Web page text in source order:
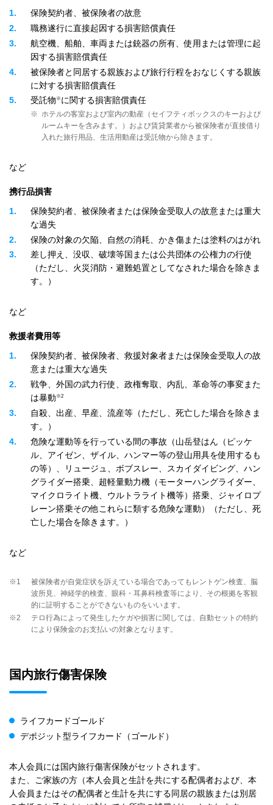
1
保険契約者、被保険者の故意
2
職務遂行に直接起因する損害賠償責任
3
航空機、船舶、車両または銃器の所有、使用または管理に起
因する損害賠償責任
4
被保険者と同居する親族および旅行行程をおなじくする親族
に対する損害賠償責任
5
受託物 ※ に関する損害賠償責任
※ ホテルの客室および室内の動産（セイフティボックスのキーおよび
ルームキーを含みます。）および賃貸業者から被保険者が直接借り
入れた旅行用品、生活用動産は受託物から除きます。
など
携行品損害
1
保険契約者、被保険者または保険金受取人の故意または重大
な過失
2
保険の対象の欠陥、自然の消耗、かき傷または塗料のはがれ
3
差し押え、没収、破壊等国または公共団体の公権力の行使
（ただし、火災消防・避難処置としてなされた場合を除きま
す。）
など
救援者費用等
1
保険契約者、被保険者、救援対象者または保険金受取人の故
意または重大な過失
2
戦争、外国の武力行使、政権奪取、内乱、革命等の事変また
は暴動 ※2
3
自殺、出産、早産、流産等（ただし、死亡した場合を除きま
す。）
4
危険な運動等を行っている間の事故（山岳登はん（ピッケ
ル、アイゼン、ザイル、ハンマー等の登山用具を使用するも
の等）、リュージュ、ボブスレー、スカイダイビング、ハン
グライダー搭乗、超軽量動力機（モーターハングライダー、
マイクロライト機、ウルトラライト機等）搭乗、ジャイロプ
レーン搭乗その他これらに類する危険な運動）（ただし、死
亡した場合を除きます。）
など
※1
被保険者が自覚症状を訴えている場合であってもレントゲン検査、脳
波所見、神経学的検査、眼科・耳鼻科検査等により、その根拠を客観
的に証明することができないものをいいます。
※2
テロ行為によって発生したケガや損害に関しては、自動セットの特約
により保険金のお支払いの対象となります。
国内旅行傷害保険
ライフカードゴールド
デポジット型ライフカード（ゴールド）
本人会員には国内旅行傷害保険がセットされます。
また、ご家族の方（本人会員と生計を共にする配偶者および、本
人会員またはその配偶者と生計を共にする同居の親族または別居